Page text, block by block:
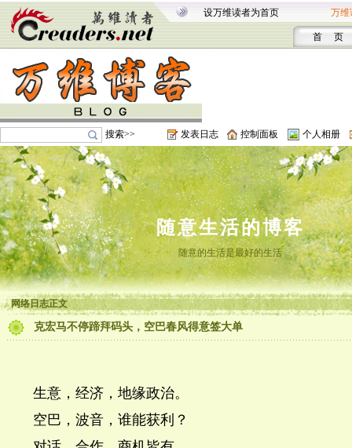
设万维读者为首页 万维
首 页
搜索>> 发表日志 控制面板 个人相册
随意生活的博客
随意的生活是最好的生活
网络日志正文
克宏马不停蹄拜码头，空巴春风得意签大单
生意，经济，地缘政治。
空巴，波音，谁能获利？